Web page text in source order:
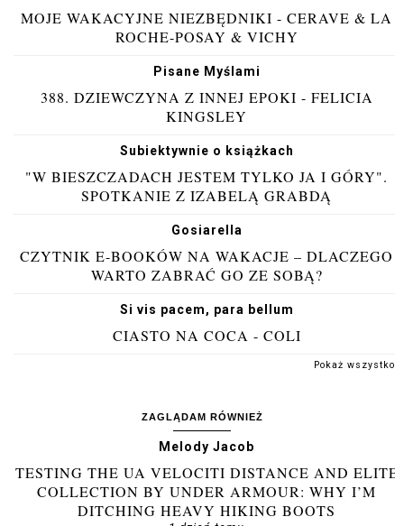
MOJE WAKACYJNE NIEZBĘDNIKI - CERAVE & LA
ROCHE-POSAY & VICHY
Pisane Myślami
388. DZIEWCZYNA Z INNEJ EPOKI - FELICIA
KINGSLEY
Subiektywnie o książkach
"W BIESZCZADACH JESTEM TYLKO JA I GÓRY".
SPOTKANIE Z IZABELĄ GRABDĄ
Gosiarella
CZYTNIK E-BOOKÓW NA WAKACJE – DLACZEGO
WARTO ZABRAĆ GO ZE SOBĄ?
Si vis pacem, para bellum
CIASTO NA COCA - COLI
Pokaż wszystko
ZAGLĄDAM RÓWNIEŻ
Melody Jacob
TESTING THE UA VELOCITI DISTANCE AND ELITE
COLLECTION BY UNDER ARMOUR: WHY I’M
DITCHING HEAVY HIKING BOOTS